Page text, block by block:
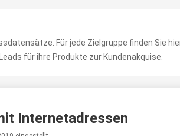
Für jede Zielgruppe finden Sie
für ihre Produkte zur Kundenakquise.
Internetadressen